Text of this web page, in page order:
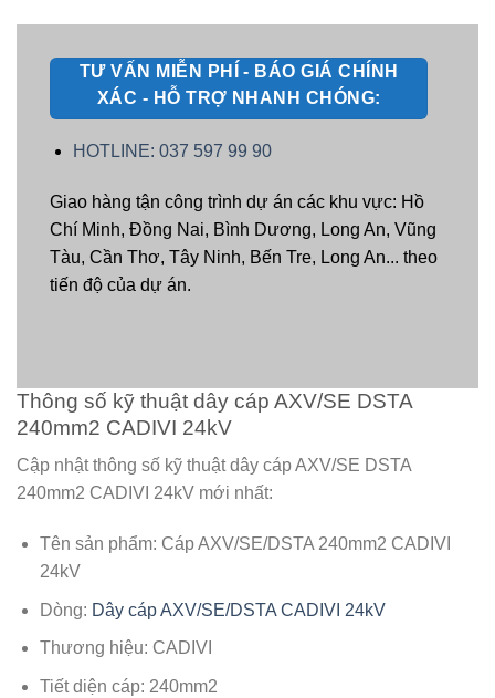
TƯ VẤN MIỄN PHÍ - BÁO GIÁ CHÍNH
XÁC - HỖ TRỢ NHANH CHÓNG:
HOTLINE: 037 597 99 90
Giao hàng tận công trình dự án các khu vực: Hồ
Chí Minh, Đồng Nai, Bình Dương, Long An, Vũng
Tàu, Cần Thơ, Tây Ninh, Bến Tre, Long An... theo
tiến độ của dự án.
Thông số kỹ thuật dây cáp AXV/SE DSTA
240mm2 CADIVI 24kV
Cập nhật thông số kỹ thuật dây cáp AXV/SE DSTA
240mm2 CADIVI 24kV mới nhất:
Tên sản phẩm: Cáp AXV/SE/DSTA 240mm2 CADIVI
24kV
Dòng: Dây cáp AXV/SE/DSTA CADIVI 24kV
Thương hiệu: CADIVI
Tiết diện cáp: 240mm2